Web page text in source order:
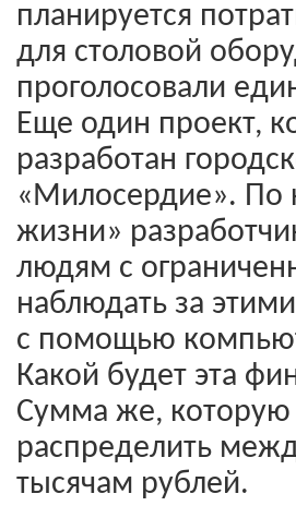
планируется
для столовой
проголосовали
Еще один проект,
разработан
«Милосердие». По
жизни»
людям с
наблюдать за
с помощью
Какой будет эта
Сумма же, которую
распределить
тысячам рублей.